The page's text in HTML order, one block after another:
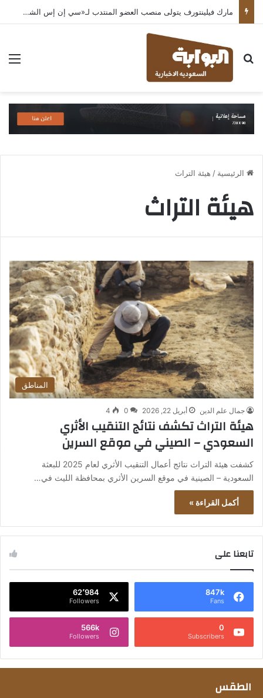
مارك فيلينتورف يتولى منصب العضو المنتدب لـ«سي إن إس الشرق الأوسط» ويشرف على شركات قطاع التكنولوجيا ضمن مجموعة غباش
بحث عن
الرئيسية / هيئة التراث
هيئة التراث
المناطق
جمال علم الدين أبريل 22, 2026 0
4
هيئة التراث تكشف نتائج التنقيب الأثري
السعودي – الصيني في موقع السرين
كشفت هيئة التراث نتائج أعمال التنقيب الأثري لعام 2025 للبعثة
السعودية – الصينية في موقع السرين الأثري بمحافظة الليث في…
أكمل القراءة »
تابعنا على
847k
Fans
62٬984
Followers
0
Subscribers
566k
Followers
الطقس